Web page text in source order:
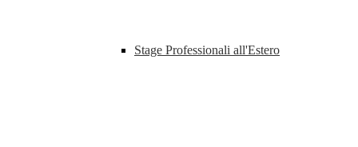
Stage Professionali all'Estero